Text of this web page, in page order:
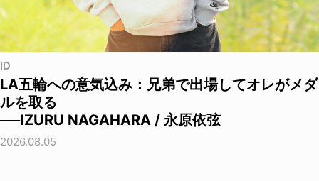
ID
LA五輪への意気込み：兄弟で出場してオレがメダ
ルを取る
──IZURU NAGAHARA / 永原依弦
2026.08.05